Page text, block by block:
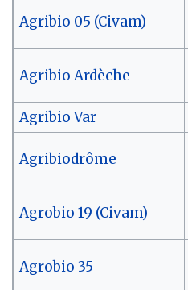
Agribio 05 (Civam)
Agribio Ardèche
Agribio Var
Agribiodrôme
Agrobio 19 (Civam)
Agrobio 35